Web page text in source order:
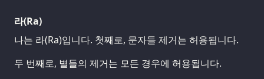
라(Ra)
나는 라(Ra)입니다. 첫째로, 문자들 제거는 허용됩니다.
두 번째로, 별들의 제거는 모든 경우에 허용됩니다.